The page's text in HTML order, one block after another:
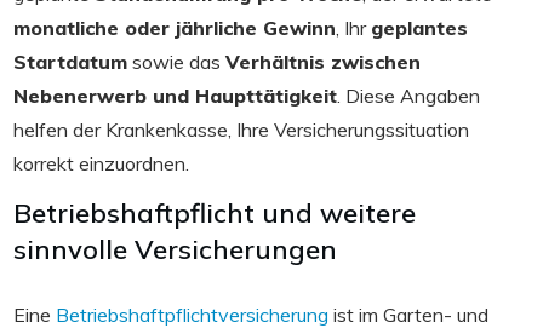
monatliche oder jährliche Gewinn , Ihr geplantes
Startdatum sowie das Verhältnis zwischen
Nebenerwerb und Haupttätigkeit . Diese Angaben
helfen der Krankenkasse, Ihre Versicherungssituation
korrekt einzuordnen.
Betriebshaftpflicht und weitere
sinnvolle Versicherungen
Eine Betriebshaftpflichtversicherung ist im Garten- und